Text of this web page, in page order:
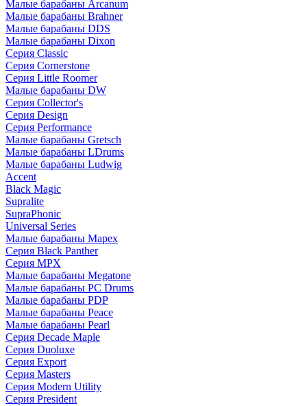
Малые барабаны Arcanum
Малые барабаны Brahner
Малые барабаны DDS
Малые барабаны Dixon
Серия Classic
Серия Cornerstone
Серия Little Roomer
Малые барабаны DW
Серия Collector's
Серия Design
Серия Performance
Малые барабаны Gretsch
Малые барабаны LDrums
Малые барабаны Ludwig
Accent
Black Magic
Supralite
SupraPhonic
Universal Series
Малые барабаны Mapex
Серия Black Panther
Серия MPX
Малые барабаны Megatone
Малые барабаны PC Drums
Малые барабаны PDP
Малые барабаны Peace
Малые барабаны Pearl
Серия Decade Maple
Серия Duoluxe
Серия Export
Серия Masters
Серия Modern Utility
Серия President